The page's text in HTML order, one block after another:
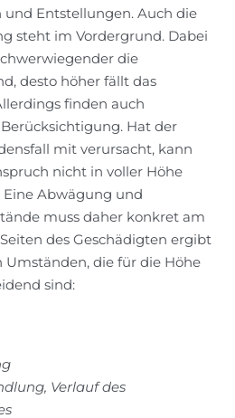
und Entstellungen. Auch die
steht im Vordergrund. Dabei
die
desto höher fällt das
finden auch
Hat der
mit verursacht, kann
nicht in voller Höhe
Abwägung und
muss daher konkret am
des Geschädigten ergibt
Umständen, die für die Höhe
sind:
Verlauf des